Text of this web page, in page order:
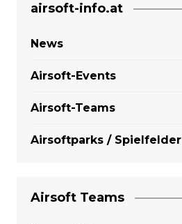
airsoft-info.at
News
Airsoft-Events
Airsoft-Teams
Airsoftparks / Spielfelder
Airsoft Teams